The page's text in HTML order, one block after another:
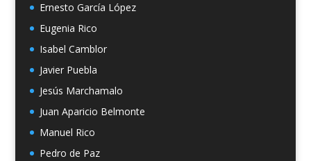
Ernesto García López
Eugenia Rico
Isabel Camblor
Javier Puebla
Jesús Marchamalo
Juan Aparicio Belmonte
Manuel Rico
Pedro de Paz